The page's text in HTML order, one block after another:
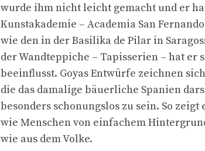
wurde ihm nicht leicht gemacht und er
Kunstakademie – Academia San
wie den in der Basilika de Pilar in
der Wandteppiche – Tapisserien – hat
beeinflusst. Goyas Entwürfe zeichnen
die das damalige bäuerliche Spanien
besonders schonungslos zu sein. So
wie Menschen von einfachem
wie aus dem Volke.